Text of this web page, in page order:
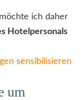
ich daher
Hotelpersonals
um